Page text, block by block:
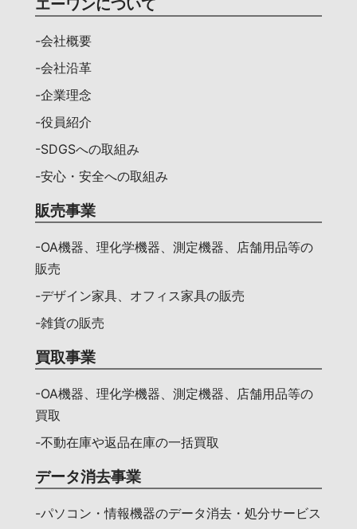
-会社概要
-会社沿革
-企業理念
-役員紹介
-SDGSへの取組み
-安心・安全への取組み
販売事業
-OA機器、理化学機器、測定機器、店舗用品等の
販売
-デザイン家具、オフィス家具の販売
-雑貨の販売
買取事業
-OA機器、理化学機器、測定機器、店舗用品等の
買取
-不動在庫や返品在庫の一括買取
データ消去事業
-パソコン・情報機器のデータ消去・処分サービス